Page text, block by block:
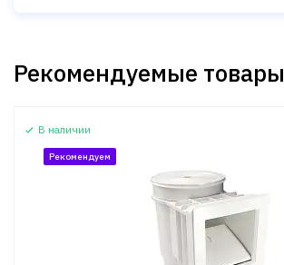
Рекомендуемые товары
В наличии
Рекомендуем